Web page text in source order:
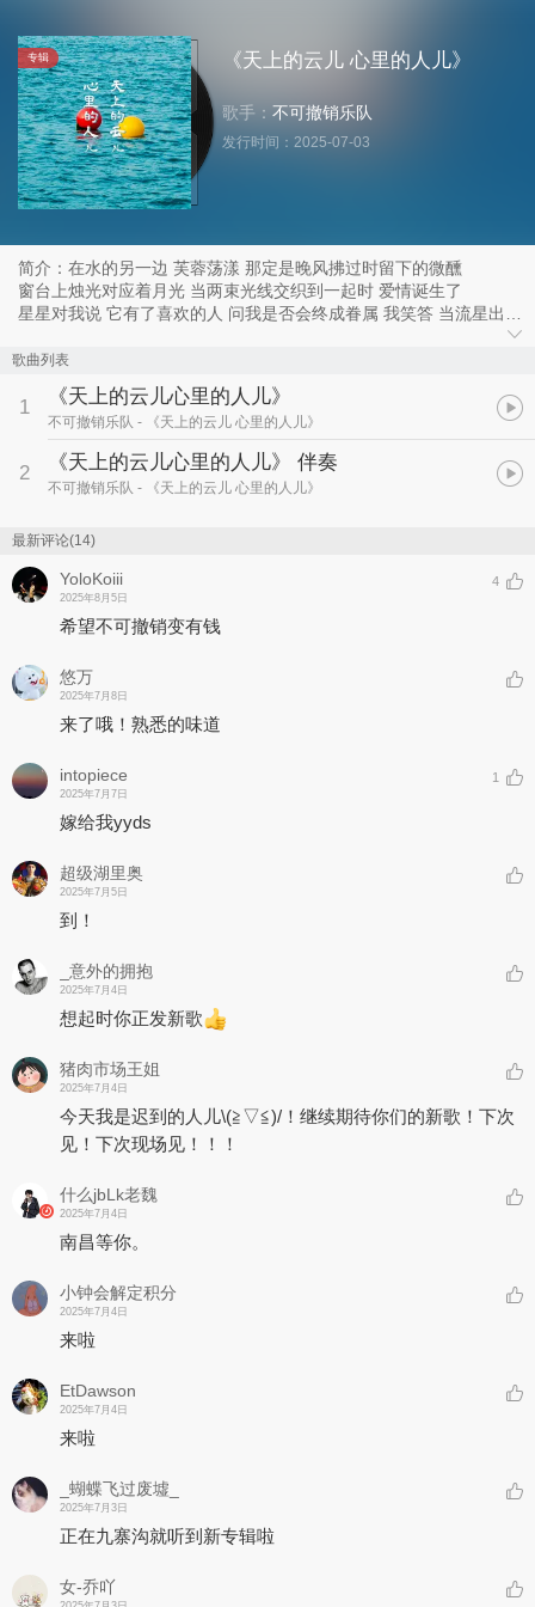
专辑 《天上的云儿 心里的人儿》
歌手： 不可撤销乐队
发行时间： 2025-07-03
简介：在水的另一边 芙蓉荡漾 那定是晚风拂过时留下的微醺
窗台上烛光对应着月光 当两束光线交织到一起时 爱情诞生了
星星对我说 它有了喜欢的人 问我是否会终成眷属 我笑答 当流星出现
你们看！万物的浪漫就是如此简单
你们听！《天上的云儿心里的人儿》
歌曲列表
1 《天上的云儿心里的人儿》
不可撤销乐队 - 《天上的云儿 心里的人儿》
2 《天上的云儿心里的人儿》 伴奏
不可撤销乐队 - 《天上的云儿 心里的人儿》
最新评论(14)
YoloKoiii
2025年8月5日
4
希望不可撤销变有钱
悠万
2025年7月8日
来了哦！熟悉的味道
intopiece
2025年7月7日
1
嫁给我yyds
超级湖里奥
2025年7月5日
到！
_意外的拥抱
2025年7月4日
想起时你正发新歌
猪肉市场王姐
2025年7月4日
今天我是迟到的人儿\(≧▽≦)/！继续期待你们的新歌！下次
见！下次现场见！！！
什么jbLk老魏
2025年7月4日
南昌等你。
小钟会解定积分
2025年7月4日
来啦
EtDawson
2025年7月4日
来啦
_蝴蝶飞过废墟_
2025年7月3日
正在九寨沟就听到新专辑啦
女-乔吖